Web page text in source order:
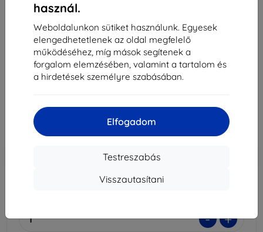
használ.
Weboldalunkon sütiket használunk. Egyesek
elengedhetetlenek az oldal megfelelő
működéséhez, míg mások segítenek a
forgalom elemzésében, valamint a tartalom és
a hirdetések személyre szabásában.
Elfogadom
Testreszabás
Visszautasítani
3MK Folia 1UP Nintendo Switch Lite 2019
gamingfólia, 3 db
Alkalmas: Nintendo Switch Lite
Leírás és specifikáció
3 771 Ft
Ár ÁFA nelkül
Kedvezmény kuponnalEXTRA10
- +